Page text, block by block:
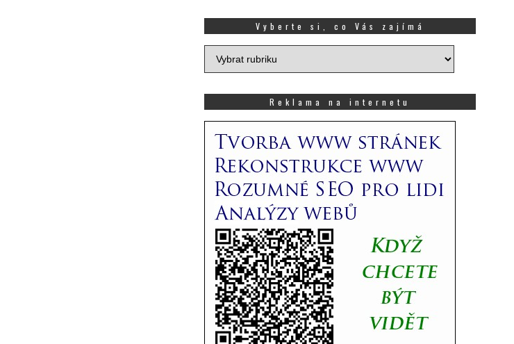
Vyberte si, co Vás zajímá
Vyberte
si,
zajímá
Reklama na internetu